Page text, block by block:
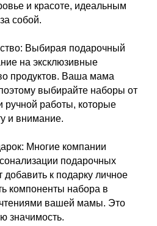
и красоте, идеальным
собой.
Выбирая подарочный
на эксклюзивные
продуктов. Ваша мама
выбирайте наборы от
ручной работы, которые
и внимание.
Многие компании
подарочных
добавить к подарку личное
компоненты набора в
вашей мамы. Это
значимость.